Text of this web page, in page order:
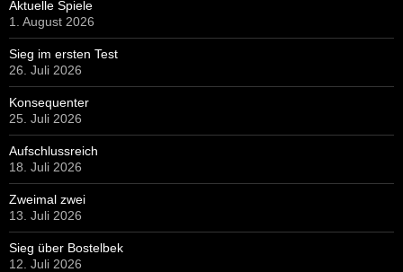
Aktuelle Spiele
1. August 2026
Sieg im ersten Test
26. Juli 2026
Konsequenter
25. Juli 2026
Aufschlussreich
18. Juli 2026
Zweimal zwei
13. Juli 2026
Sieg über Bostelbek
12. Juli 2026